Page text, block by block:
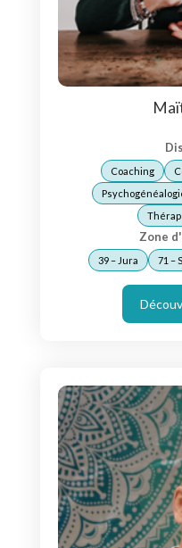
Coaching
Zone
39 – Jura 71 –